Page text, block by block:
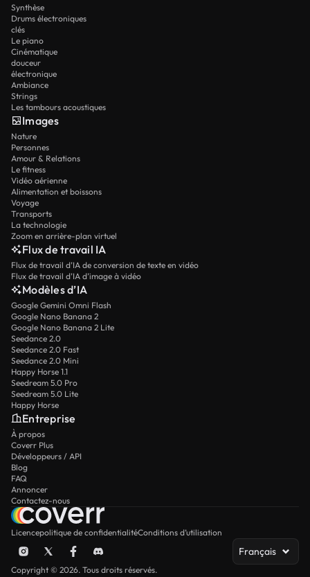
Synthèse
Drums électroniques
clés
Le piano
Cinématique
douceur
électronique
Ambiance
Strings
Les tambours acoustiques
Images
Nature
Personnes
Amour & Relations
Le fitness
Vidéo aérienne
Alimentation et boissons
Voyage
Transports
La technologie
Zoom en arrière-plan virtuel
Flux de travail IA
Flux de travail d’IA de conversion de texte en vidéo
Flux de travail d’IA d’image à vidéo
Modèles d’IA
Google Gemini Omni Flash
Google Nano Banana 2
Google Nano Banana 2 Lite
Seedance 2.0
Seedance 2.0 Fast
Seedance 2.0 Mini
Happy Horse 1.1
Seedream 5.0 Pro
Seedream 5.0 Lite
Happy Horse
Entreprise
À propos
Coverr Plus
Développeurs / API
Blog
FAQ
Annoncer
Contactez-nous
Licencepolitique de confidentialitéConditions d’utilisation
Français
Copyright © 2026. Tous droits réservés.